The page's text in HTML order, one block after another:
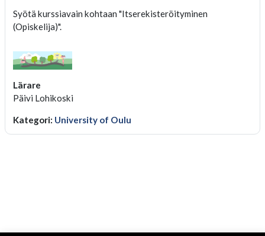
Syötä kurssiavain kohtaan "Itserekisteröityminen
(Opiskelija)".
Lärare
Päivi Lohikoski
Kategori: University of Oulu